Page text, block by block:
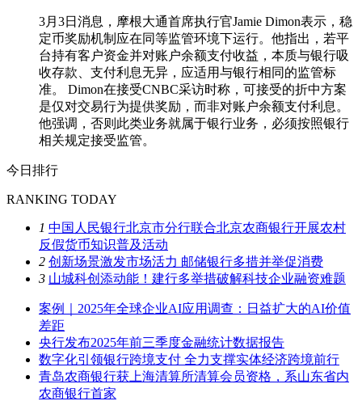
3月3日消息，摩根大通首席执行官Jamie Dimon表示，稳
定币奖励机制应在同等监管环境下运行。他指出，若平
台持有客户资金并对账户余额支付收益，本质与银行吸
收存款、支付利息无异，应适用与银行相同的监管标
准。 Dimon在接受CNBC采访时称，可接受的折中方案
是仅对交易行为提供奖励，而非对账户余额支付利息。
他强调，否则此类业务就属于银行业务，必须按照银行
相关规定接受监管。
今日排行
RANKING TODAY
1 中国人民银行北京市分行联合北京农商银行开展农村
反假货币知识普及活动
2 创新场景激发市场活力 邮储银行多措并举促消费
3 山城科创添动能！建行多举措破解科技企业融资难题
案例｜2025年全球企业AI应用调查：日益扩大的AI价值
差距
央行发布2025年前三季度金融统计数据报告
数字化引领银行跨境支付 全力支撑实体经济跨境前行
青岛农商银行获上海清算所清算会员资格，系山东省内
农商银行首家